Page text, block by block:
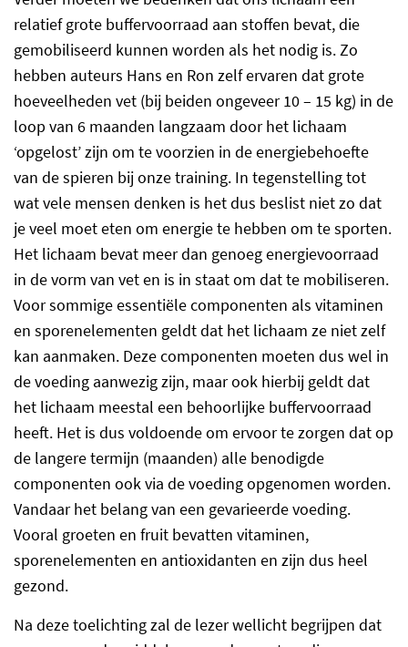
relatief grote buffervoorraad aan stoffen bevat, die
gemobiliseerd kunnen worden als het nodig is. Zo
hebben auteurs Hans en Ron zelf ervaren dat grote
hoeveelheden vet (bij beiden ongeveer 10 – 15 kg) in de
loop van 6 maanden langzaam door het lichaam
‘opgelost’ zijn om te voorzien in de energiebehoefte
van de spieren bij onze training. In tegenstelling tot
wat vele mensen denken is het dus beslist niet zo dat
je veel moet eten om energie te hebben om te sporten.
Het lichaam bevat meer dan genoeg energievoorraad
in de vorm van vet en is in staat om dat te mobiliseren.
Voor sommige essentiële componenten als vitaminen
en sporenelementen geldt dat het lichaam ze niet zelf
kan aanmaken. Deze componenten moeten dus wel in
de voeding aanwezig zijn, maar ook hierbij geldt dat
het lichaam meestal een behoorlijke buffervoorraad
heeft. Het is dus voldoende om ervoor te zorgen dat op
de langere termijn (maanden) alle benodigde
componenten ook via de voeding opgenomen worden.
Vandaar het belang van een gevarieerde voeding.
Vooral groeten en fruit bevatten vitaminen,
sporenelementen en antioxidanten en zijn dus heel
gezond.
Na deze toelichting zal de lezer wellicht begrijpen dat